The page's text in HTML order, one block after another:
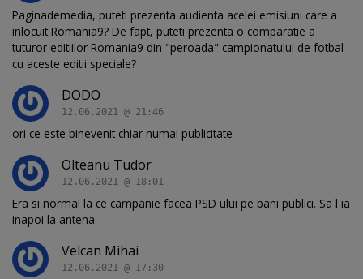
Paginademedia, puteti prezenta audienta acelei emisiuni care a
inlocuit Romania9? De fapt, puteti prezenta o comparatie a
tuturor editiilor Romania9 din "peroada" campionatului de fotbal
cu aceste editii speciale?
DODO
12.06.2021 @ 21:46
ori ce este binevenit chiar numai publicitate
Olteanu Tudor
12.06.2021 @ 18:01
Era si normal la ce campanie facea PSD ului pe bani publici. Sa l ia
inapoi la antena.
Velcan Mihai
12.06.2021 @ 17:30